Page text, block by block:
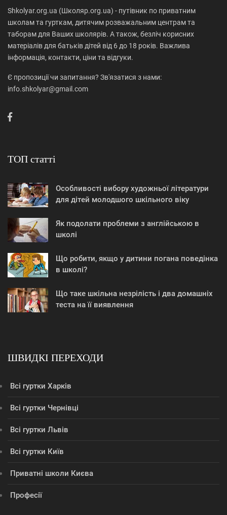
Shkolyar.org.ua (Школяр.org.ua) - путівник по приватним
школам та гурткам, дитячим розважальним центрам та
таборам для Ваших школярів. А також, безліч корисних
матеріалів для батьків дітей від 6 до 18 років. Важлива
інформація, контакти, ціни та відгуки.
Є пропозиції чи запитання? Зв'язатися з нами:
info.shkolyar@gmail.com
ТОП статті
Особливості вибору художньої літератури
для дітей молодшого шкільного віку
Як подолати проблеми з англійською в
школі
Що робити, якщо у дитини погана поведінка
в школі?
Що таке шкільна незрілість і два домашніх
теста на її виявлення
ШВИДКІ ПЕРЕХОДИ
Всі гуртки Харків
Всі гуртки Чернівці
Всі гуртки Львів
Всі гуртки Київ
Приватні школи Києва
Професії